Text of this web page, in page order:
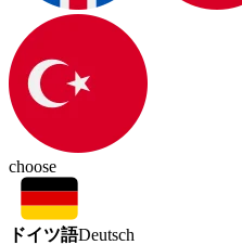
choose
ドイツ語Deutsch